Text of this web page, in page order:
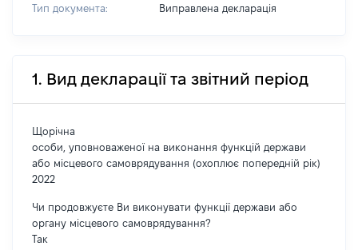
Тип документа: Виправлена декларація
1. Вид декларації та звітний період
Щорічна
особи, уповноваженої на виконання функцій держави
або місцевого самоврядування (охоплює попередній рік)
2022
Чи продовжуєте Ви виконувати функції держави або
органу місцевого самоврядування?
Так